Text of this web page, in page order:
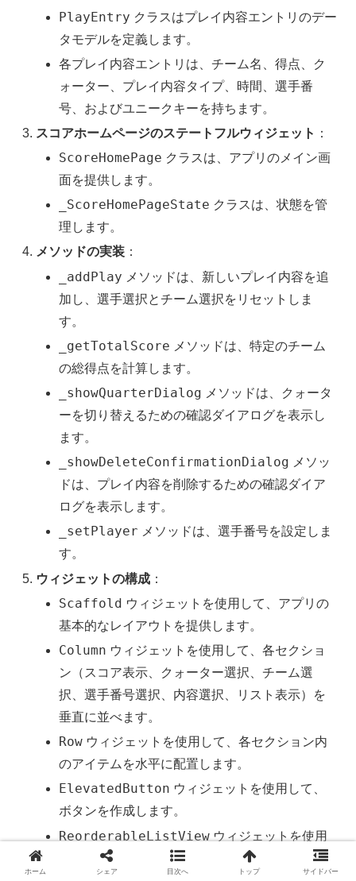
PlayEntry クラスはプレイ内容エントリのデー
タモデルを定義します。
各プレイ内容エントリは、チーム名、得点、ク
ォーター、プレイ内容タイプ、時間、選手番
号、およびユニークキーを持ちます。
スコアホームページのステートフルウィジェット ：
ScoreHomePage クラスは、アプリのメイン画
面を提供します。
_ScoreHomePageState クラスは、状態を管
理します。
メソッドの実装 ：
_addPlay メソッドは、新しいプレイ内容を追
加し、選手選択とチーム選択をリセットしま
す。
_getTotalScore メソッドは、特定のチーム
の総得点を計算します。
_showQuarterDialog メソッドは、クォータ
ーを切り替えるための確認ダイアログを表示し
ます。
_showDeleteConfirmationDialog メソッ
ドは、プレイ内容を削除するための確認ダイア
ログを表示します。
_setPlayer メソッドは、選手番号を設定しま
す。
ウィジェットの構成 ：
Scaffold ウィジェットを使用して、アプリの
基本的なレイアウトを提供します。
Column ウィジェットを使用して、各セクショ
ン（スコア表示、クォーター選択、チーム選
択、選手番号選択、内容選択、リスト表示）を
垂直に並べます。
Row ウィジェットを使用して、各セクション内
のアイテムを水平に配置します。
ElevatedButton ウィジェットを使用して、
ボタンを作成します。
ReorderableListView ウィジェットを使用
して、リストの並べ替えを可能にします。
ホーム シェア 目次へ トップ サイドバー